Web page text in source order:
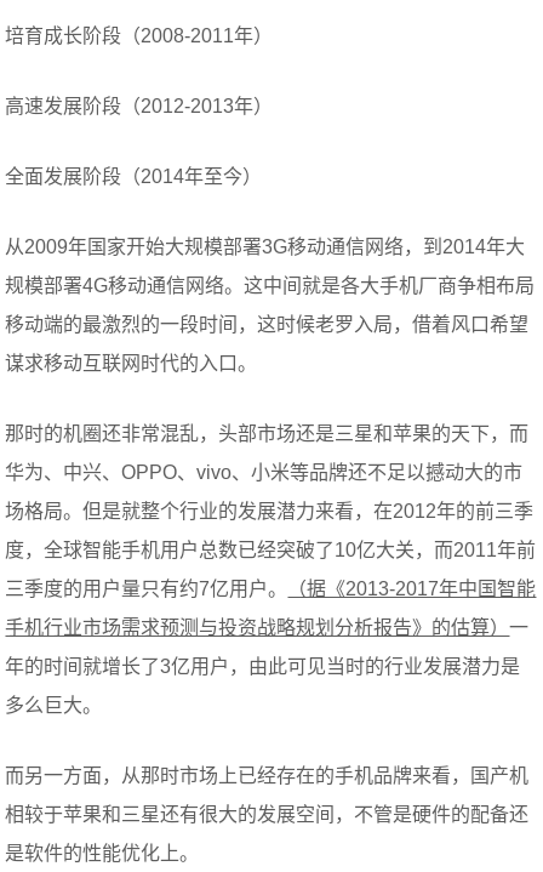
培育成长阶段（2008-2011年）
高速发展阶段（2012-2013年）
全面发展阶段（2014年至今）
从2009年国家开始大规模部署3G移动通信网络，到2014年大
规模部署4G移动通信网络。这中间就是各大手机厂商争相布局
移动端的最激烈的一段时间，这时候老罗入局，借着风口希望
谋求移动互联网时代的入口。
那时的机圈还非常混乱，头部市场还是三星和苹果的天下，而
华为、中兴、OPPO、vivo、小米等品牌还不足以撼动大的市
场格局。但是就整个行业的发展潜力来看，在2012年的前三季
度，全球智能手机用户总数已经突破了10亿大关，而2011年前
三季度的用户量只有约7亿用户。
（据《2013-2017年中国智能
手机行业市场需求预测与投资战略规划分析报告》的估算）一
年的时间就增长了3亿用户，由此可见当时的行业发展潜力是
多么巨大。
而另一方面，从那时市场上已经存在的手机品牌来看，国产机
相较于苹果和三星还有很大的发展空间，不管是硬件的配备还
是软件的性能优化上。